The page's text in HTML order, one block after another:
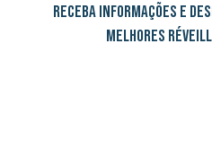
RECEBA INFORMAÇÕES E
MELHORES